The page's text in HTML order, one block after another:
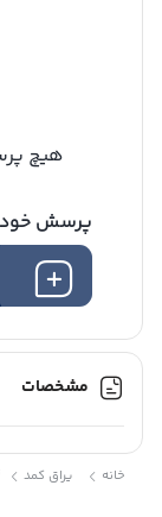
هیچ
پرسش خود
مشخصات
خانه یراق کمد